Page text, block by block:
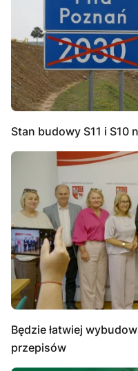
Stan budowy S11 i S10
Będzie łatwiej
przepisów